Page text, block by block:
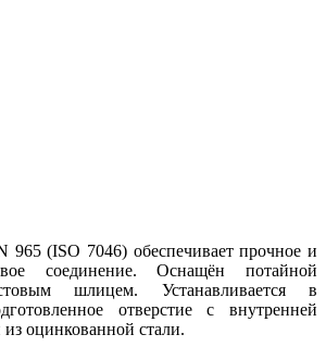
(ISO 7046) обеспечивает прочное и
соединение. Оснащён потайной
шлицем. Устанавливается в
отверстие с внутренней
из оцинкованной стали.